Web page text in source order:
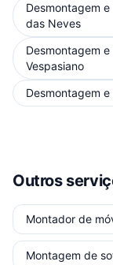
Desmontagem
das Neves
Desmontagem
Vespasiano
Desmontagem
Outros
Montador de
Montagem de